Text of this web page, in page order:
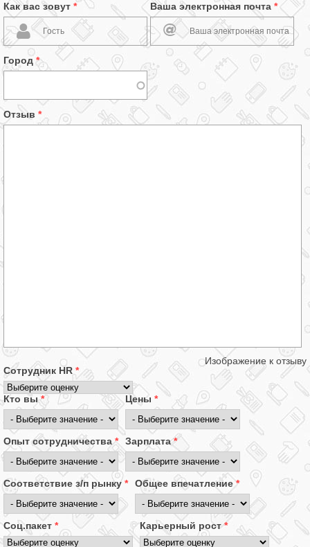
Как вас зовут * Ваша электронная почта *
Город *
Отзыв *
Изображение к отзыву
Сотрудник HR *
Кто вы* Цены *
Опыт сотрудничества* Зарплата*
Соответствие з/п рынку * Общее впечатление*
Соц.пакет * Карьерный рост*